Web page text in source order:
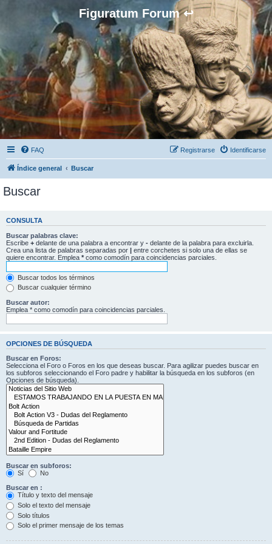
Figuratum Forum ↩
FAQ Identificarse
Registrarse
Índice general Buscar
Buscar
CONSULTA
Buscar palabras clave:
Escribe + delante de una palabra a encontrar y - delante de la palabra para excluirla.
Crea una lista de palabras separadas por | entre corchetes si solo una de ellas se
quiere encontrar. Emplea * como comodín para coincidencias parciales.
Buscar todos los términos
Buscar cualquier término
Buscar autor:
Emplea * como comodín para coincidencias parciales.
OPCIONES DE BÚSQUEDA
Buscar en Foros:
Selecciona el Foro o Foros en los que deseas buscar. Para agilizar puedes buscar en
los subforos seleccionando el Foro padre y habilitar la búsqueda en los subforos (en
Opciones de búsqueda).
Buscar en subforos:
Sí
No
Buscar en :
Título y texto del mensaje
Solo el texto del mensaje
Solo títulos
Solo el primer mensaje de los temas